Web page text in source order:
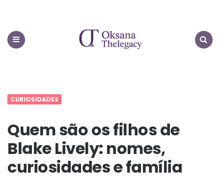
CURIOSIDADES
Quem são os filhos de
Blake Lively: nomes,
curiosidades e família